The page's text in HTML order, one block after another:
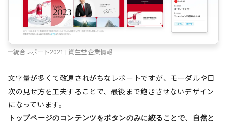
統合レポート2021 | 資生堂 企業情報
文字量が多くて敬遠されがちなレポートですが、モーダルや目
次の見せ方を工夫することで、最後まで飽きさせないデザイン
になっています。
トップページのコンテンツをボタンのみに絞ることで、自然と